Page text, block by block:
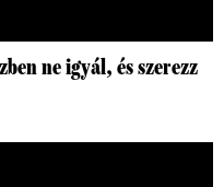
ne igyál, és szerezz